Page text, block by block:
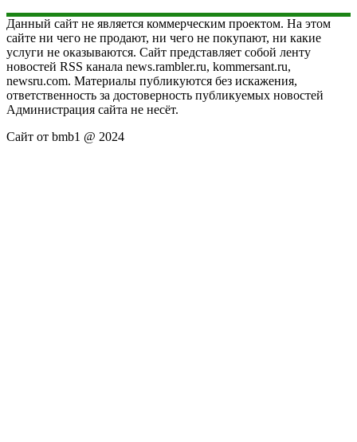
Данный сайт не является коммерческим проектом. На этом
сайте ни чего не продают, ни чего не покупают, ни какие
услуги не оказываются. Сайт представляет собой ленту
новостей RSS канала news.rambler.ru, kommersant.ru,
newsru.com. Материалы публикуются без искажения,
ответственность за достоверность публикуемых новостей
Администрация сайта не несёт.
Сайт от bmb1 @ 2024